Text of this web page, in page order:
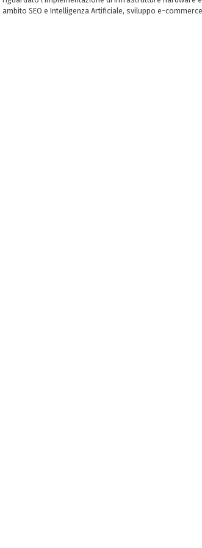
ambito SEO e Intelligenza Artificiale, sviluppo e-